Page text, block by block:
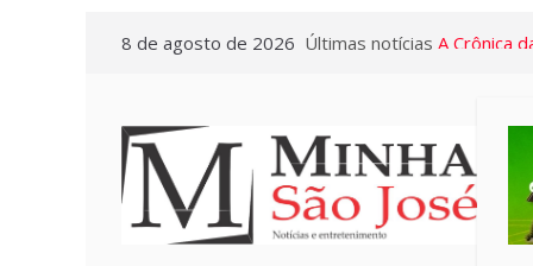
conteúdo
8 de agosto de 2026 Últimas notícias A Crônica
Euclidianas…
Letícia